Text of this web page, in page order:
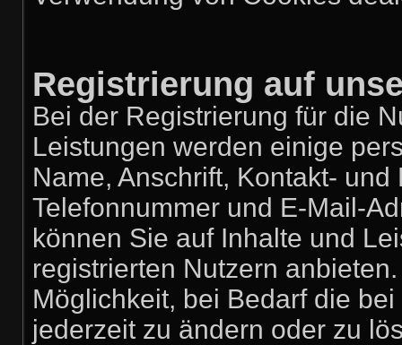
Registrierung auf
Bei der Registrierung für die
Leistungen werden einige
Name, Anschrift, Kontakt-
Telefonnummer und E-Mail-
können Sie auf Inhalte und
registrierten Nutzern
Möglichkeit, bei Bedarf die
jederzeit zu ändern oder zu